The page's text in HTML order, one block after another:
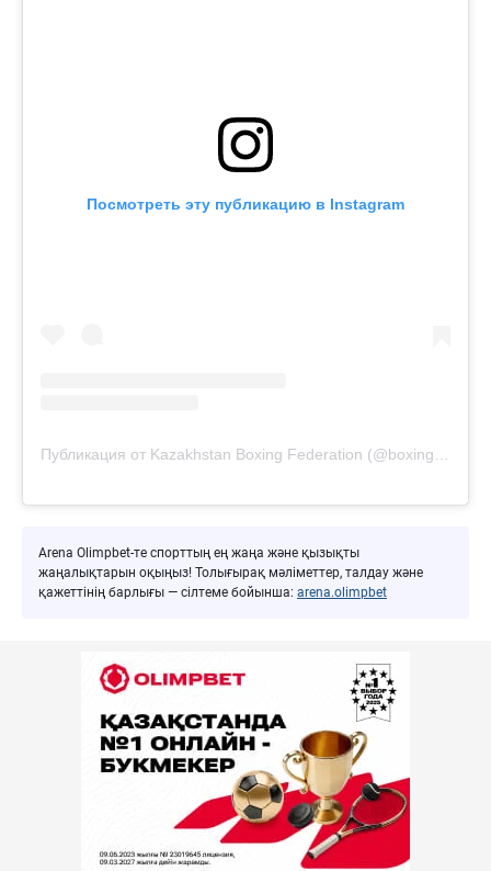
Посмотреть эту публикацию в Instagram
Arena Olimpbet-те спорттың ең жаңа және қызықты
жаңалықтарын оқыңыз! Толығырақ мәліметтер, талдау және
қажеттінің барлығы — сілтеме бойынша: arena.olimpbet